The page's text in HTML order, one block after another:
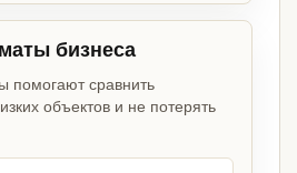
бизнеса
помогают сравнить
объектов и не потерять